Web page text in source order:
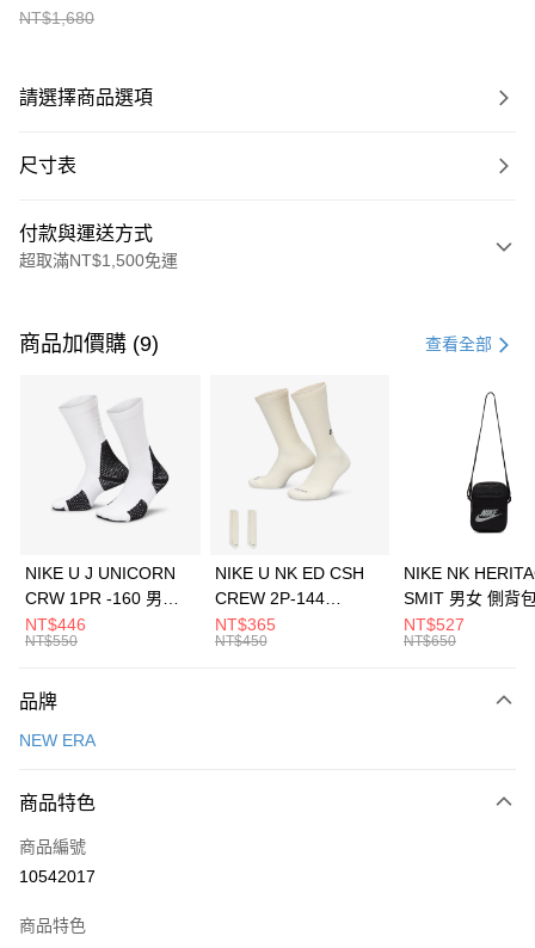
NT$1,680
請選擇商品選項
尺寸表
付款與運送方式
超取滿NT$1,500免運
信用卡一次付款
3 期 0 利率 每期 21家銀行
合作金庫商業銀行
第一商業銀行
華南商業銀行
彰化商業銀行
上海商業儲蓄銀行
元大商業銀行
台灣樂天信用卡公司
Apple Pay
全盈+PAY
AFTEE先享後付
【關於「AFTEE先享後付」】
便利好安心！
３．安心：先確認商品／服務後，再付款。
【「AFTEE先享後付」結帳流程】
１．於結帳方式選擇「AFTEE先享後付」後，將跳轉至「AFTEE先享後付」
２．訂單成立數日內，您將收到繳費通知簡訊。
３．收到繳費通知簡訊後14天內，點擊此簡訊中的連結，可透過四大超商／
運送方式
每筆NT$100，滿NT$1,500(含以上)免運費
宅配
每筆NT$100，滿NT$1,500(含以上)免運費
付款後門市自取
商品加價購 (9) 查看全部
NIKE U J UNICORN
CRW 1PR -160 男女
中統襪 FZ3393100
NT$446
NT$550
NIKE U NK ED CSH
CREW 2P-144
EMBRDY 男女 短統襪
FZ3073133
NT$365
NT$450
NIKE NK
SMIT 男女 側背
BA5871010
NT$527
NT$650
品牌
NEW ERA
商品特色
商品編號
10542017
商品特色